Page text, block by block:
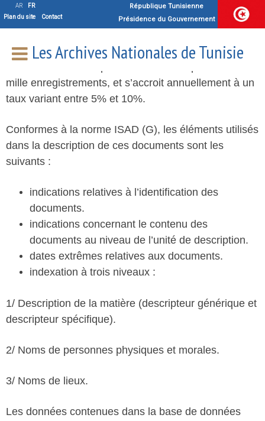
République Tunisienne
Présidence du Gouvernement
AR
FR
Plan du site
Contact
Les Archives Nationales de Tunisie
Thèkra
Cette base de données concerne les documents
mille enregistrements, et s’accroit annuellement à un
taux variant entre 5% et 10%.
Conformes à la norme ISAD (G), les éléments utilisés
dans la description de ces documents sont les
suivants :
indications relatives à l’identification des
documents.
indications concernant le contenu des
documents au niveau de l’unité de description.
dates extrêmes relatives aux documents.
indexation à trois niveaux :
1/ Description de la matière (descripteur générique et
descripteur spécifique).
2/ Noms de personnes physiques et morales.
3/ Noms de lieux.
Les données contenues dans la base de données